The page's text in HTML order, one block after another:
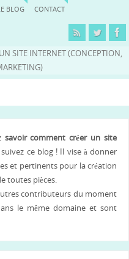
BLOG CONTACT
SITE INTERNET (CONCEPTION,
savoir comment créer un site
ce blog ! Il vise à donner
et pertinents pour la création
toutes pièces.
contributeurs du moment
le même domaine et sont